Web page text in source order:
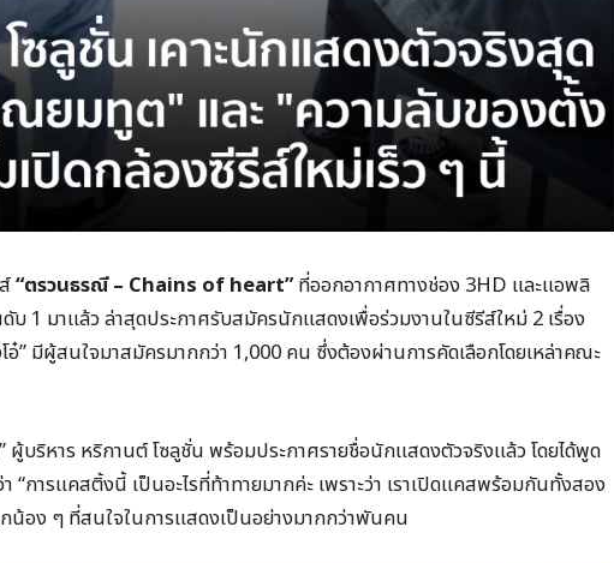
“ตรวนธรณี – Chains of heart” ที่ออกอากาศทางช่อง 3HD และแอพลิ
1 มาแล้ว ล่าสุดประกาศรับสมัครนักแสดงเพื่อร่วมงานในซีรีส์ใหม่ 2 เรื่อง
” มีผู้สนใจมาสมัครมากกว่า 1,000 คน ซึ่งต้องผ่านการคัดเลือกโดยเหล่าคณะ
บริหาร หริกานต์ โซลูชั่น พร้อมประกาศรายชื่อนักแสดงตัวจริงแล้ว โดยได้พูด
“การแคสติ้งนี้ เป็นอะไรที่ท้าทายมากค่ะ เพราะว่า เราเปิดแคสพร้อมกันทั้งสอง
กน้อง ๆ ที่สนใจในการแสดงเป็นอย่างมากกว่าพันคน